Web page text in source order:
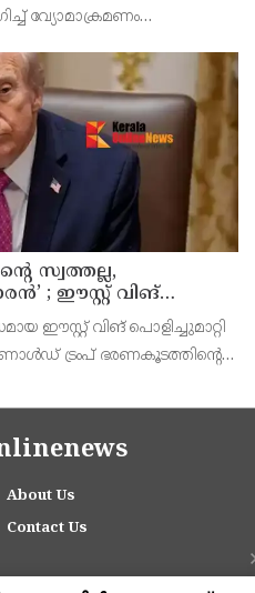
വ്യോമാക്രമണം
റിപ്പോർട്ടിൽ
സ്വത്തല്ല,
; ഈസ്റ്റ് വിങ്
ട്രംപിന്റെ
സ്റ്റേ
ഈസ്റ്റ് വിങ് പൊളിച്ചുമാറ്റി
ട്രംപ് ഭരണകൂടത്തിന്റെ
ഫെഡറ
About Us
Contact Us